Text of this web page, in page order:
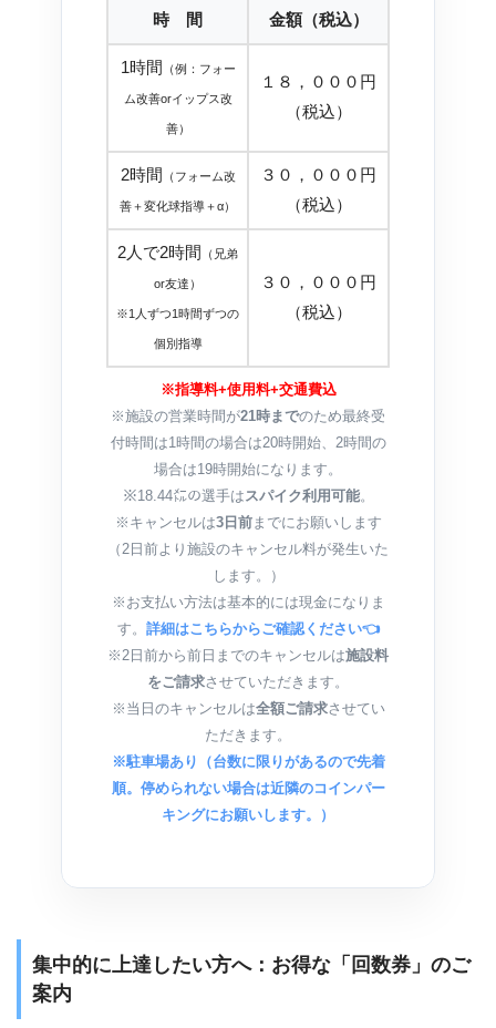
時 間 金額（税込）
1時間 （例：フォー
ム改善orイップス改
善）
１８，０００円
（税込）
2時間 （フォーム改
善＋変化球指導＋α）
３０，０００円
（税込）
2人で2時間 （兄弟
or友達）
※1人ずつ1時間ずつの
個別指導
３０，０００円
（税込）
※指導料+使用料+交通費込
※施設の営業時間が21時までのため最終受
付時間は1時間の場合は20時開始、2時間の
場合は19時開始になります。
※18.44㍍の選手は スパイク利用可能。
※キャンセルは3日前までにお願いします
（2日前より施設のキャンセル料が発生いた
します。）
※お支払い方法は基本的には現金になりま
す。 詳細はこちらからご確認ください👈
※2日前から前日までのキャンセルは施設料
をご請求させていただきます。
※当日のキャンセルは全額ご請求させてい
ただきます。
※駐車場あり（台数に限りがあるので先着
順。停められない場合は近隣のコインパー
キングにお願いします。）
集中的に上達したい方へ：お得な「回数券」のご
案内